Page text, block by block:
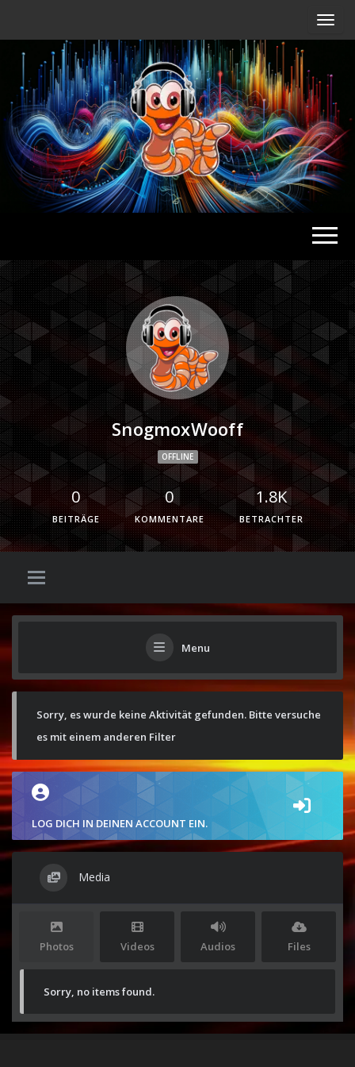
Radio
SnogmoxWooff
OFFLINE
0
BEITRÄGE
0
KOMMENTARE
1.8K
BETRACHTER
Menu
Sorry, es wurde keine Aktivität gefunden. Bitte versuche
es mit einem anderen Filter
LOG DICH IN DEINEN ACCOUNT EIN.
Media
Photos Videos Audios Files
Sorry, no items found.